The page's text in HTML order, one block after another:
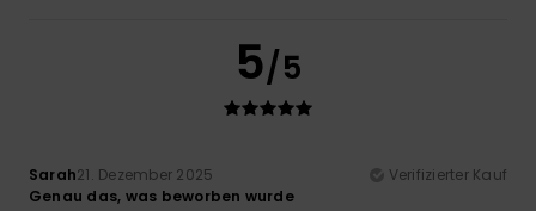
5/5
Sarah21. Dezember 2025
Verifizierter Kauf
Genau das, was beworben wurde